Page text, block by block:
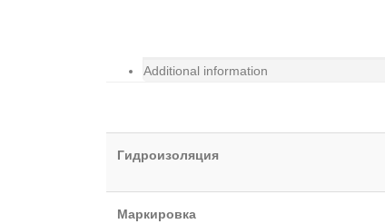
Additional information
Гидроизоляция
Маркировка